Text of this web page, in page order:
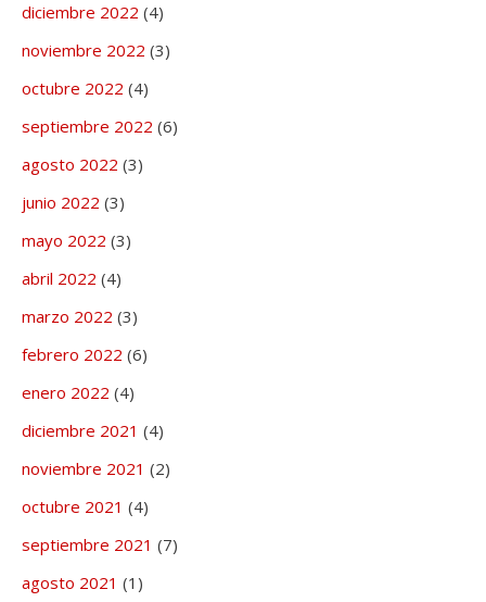
diciembre 2022 (4)
noviembre 2022 (3)
octubre 2022 (4)
septiembre 2022 (6)
agosto 2022 (3)
junio 2022 (3)
mayo 2022 (3)
abril 2022 (4)
marzo 2022 (3)
febrero 2022 (6)
enero 2022 (4)
diciembre 2021 (4)
noviembre 2021 (2)
octubre 2021 (4)
septiembre 2021 (7)
agosto 2021 (1)